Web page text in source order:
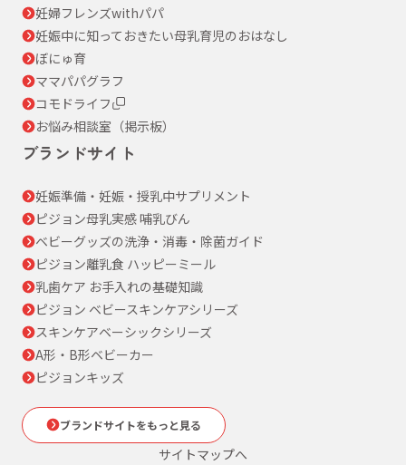
妊婦フレンズwithパパ
妊娠中に知っておきたい母乳育児のおはなし
ぼにゅ育
ママパパグラフ
コモドライフ
お悩み相談室（掲示板）
ブランドサイト
妊娠準備・妊娠・授乳中サプリメント
ピジョン母乳実感 哺乳びん
ベビーグッズの洗浄・消毒・除菌ガイド
ピジョン離乳食 ハッピーミール
乳歯ケア お手入れの基礎知識
ピジョン ベビースキンケアシリーズ
スキンケアベーシックシリーズ
A形・B形ベビーカー
ピジョンキッズ
ブランドサイトをもっと見る
サイトマップへ